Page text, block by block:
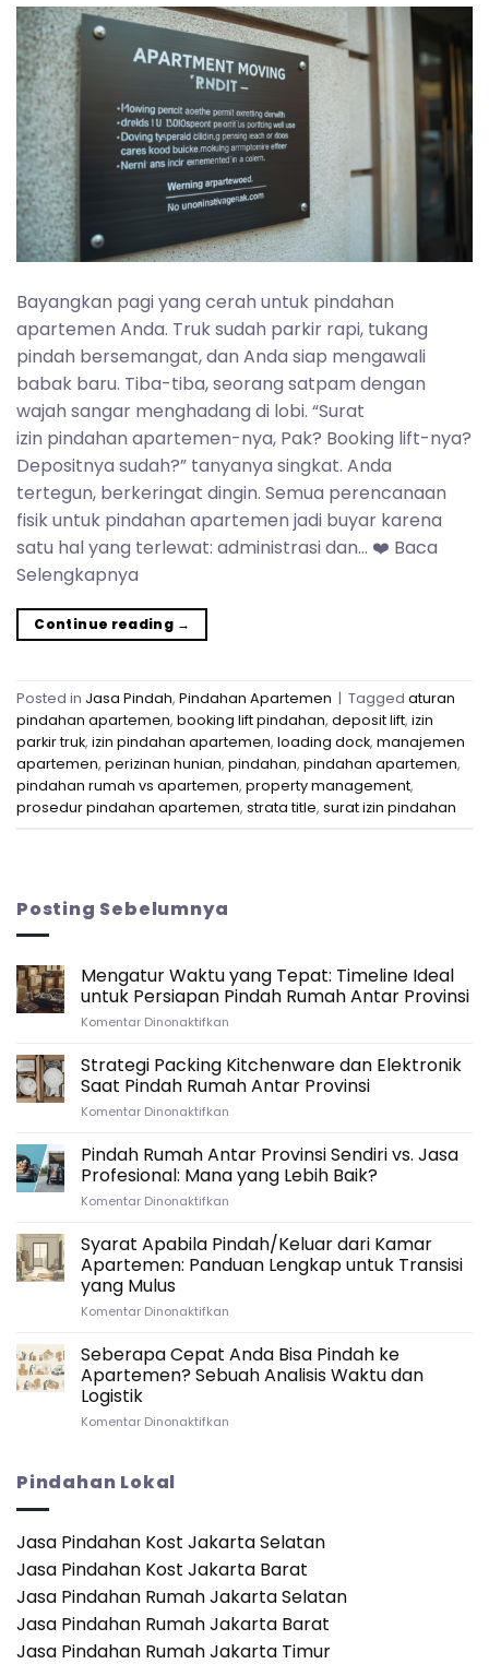
Bayangkan pagi yang cerah untuk pindahan
apartemen Anda. Truk sudah parkir rapi, tukang
pindah bersemangat, dan Anda siap mengawali
babak baru. Tiba-tiba, seorang satpam dengan
wajah sangar menghadang di lobi. “Surat
izin pindahan apartemen-nya, Pak? Booking lift-nya?
Depositnya sudah?” tanyanya singkat. Anda
tertegun, berkeringat dingin. Semua perencanaan
fisik untuk pindahan apartemen jadi buyar karena
satu hal yang terlewat: administrasi dan… ❤️ Baca
Selengkapnya
Continue reading →
Posted in Jasa Pindah, Pindahan Apartemen | Tagged aturan
pindahan apartemen, booking lift pindahan, deposit lift, izin
parkir truk, izin pindahan apartemen, loading dock, manajemen
apartemen, perizinan hunian, pindahan, pindahan apartemen,
pindahan rumah vs apartemen, property management,
prosedur pindahan apartemen, strata title, surat izin pindahan
Posting Sebelumnya
Mengatur Waktu yang Tepat: Timeline Ideal
untuk Persiapan Pindah Rumah Antar Provinsi
Komentar Dinonaktifkan
Waktu
yang
Tepat:
untuk
Persiapan
Pindah
Provinsi
Strategi Packing Kitchenware dan Elektronik
Saat Pindah Rumah Antar Provinsi
Komentar Dinonaktifkan
Packing
Kitchenware
dan
Pindah
Rumah
Pindah Rumah Antar Provinsi Sendiri vs. Jasa
Profesional: Mana yang Lebih Baik?
Komentar Dinonaktifkan
Rumah
Antar
Provinsi
Profesional:
Mana
yang
Syarat Apabila Pindah/Keluar dari Kamar
Apartemen: Panduan Lengkap untuk Transisi
yang Mulus
Komentar Dinonaktifkan
Apabila
Pindah/Keluar
dari
Mulus
Seberapa Cepat Anda Bisa Pindah ke
Apartemen? Sebuah Analisis Waktu dan
Logistik
Komentar Dinonaktifkan
ke
Apartemen?
Sebuah
Analisis
Waktu
dan
Logistik
Pindahan Lokal
Jasa Pindahan Kost Jakarta Selatan
Jasa Pindahan Kost Jakarta Barat
Jasa Pindahan Rumah Jakarta Selatan
Jasa Pindahan Rumah Jakarta Barat
Jasa Pindahan Rumah Jakarta Timur